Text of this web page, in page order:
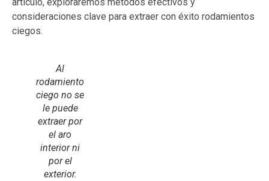
artículo, exploraremos métodos efectivos y
consideraciones clave para extraer con éxito rodamientos
ciegos.
Al
rodamiento
ciego no se
le puede
extraer por
el aro
interior ni
por el
exterior.